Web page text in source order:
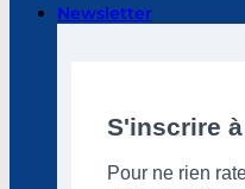
Newsletter
S'inscrire
Pour ne rien